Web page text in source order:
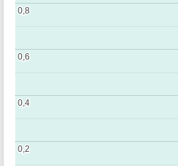
0,2
0,2
0,4
0,4
0,6
0,6
0,8
0,8